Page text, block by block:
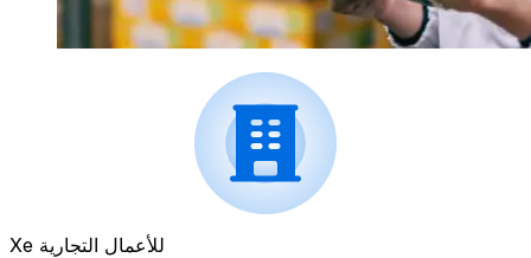
Xe للأعمال التجارية